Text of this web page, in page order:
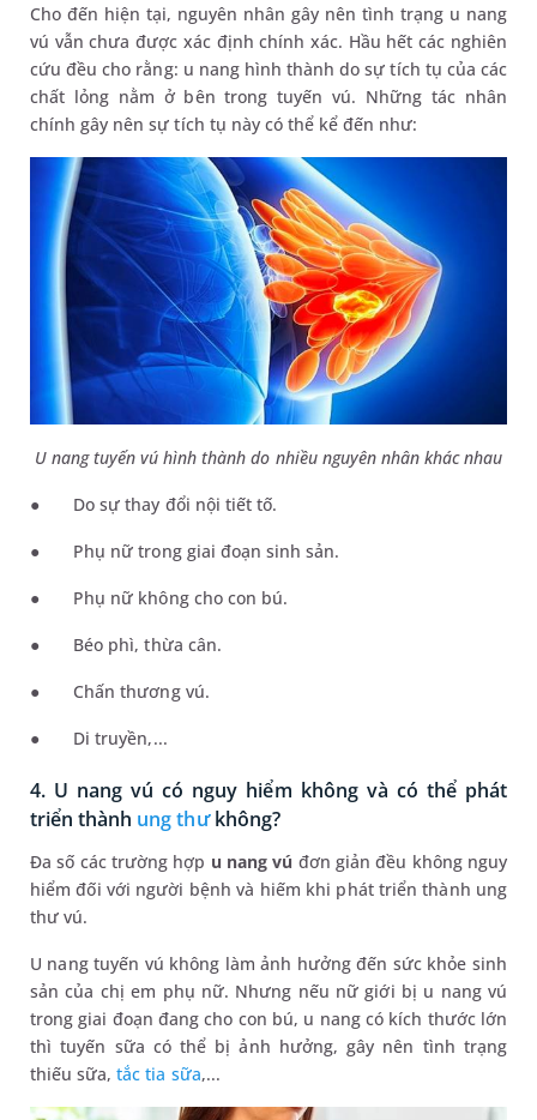
Cho đến hiện tại, nguyên nhân gây nên tình trạng u nang
vú vẫn chưa được xác định chính xác. Hầu hết các nghiên
cứu đều cho rằng: u nang hình thành do sự tích tụ của các
chất lỏng nằm ở bên trong tuyến vú. Những tác nhân
chính gây nên sự tích tụ này có thể kể đến như:
U nang tuyến vú hình thành do nhiều nguyên nhân khác nhau
● Do sự thay đổi nội tiết tố.
● Phụ nữ trong giai đoạn sinh sản.
● Phụ nữ không cho con bú.
● Béo phì, thừa cân.
● Chấn thương vú.
● Di truyền,...
4. U nang vú có nguy hiểm không và có thể phát
triển thành ung thưkhông?
Đa số các trường hợp u nang vú đơn giản đều không nguy
hiểm đối với người bệnh và hiếm khi phát triển thành ung
thư vú.
U nang tuyến vú không làm ảnh hưởng đến sức khỏe sinh
sản của chị em phụ nữ. Nhưng nếu nữ giới bị u nang vú
trong giai đoạn đang cho con bú, u nang có kích thước lớn
thì tuyến sữa có thể bị ảnh hưởng, gây nên tình trạng
thiếu sữa,tắc tia sữa,...